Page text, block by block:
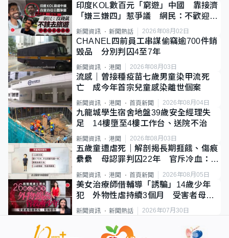
印度KOL數百元「窮遊」中國 靠接濟
「嫌三嫌四」惹爭議 網民：不歡迎劣
質旅客
新聞資訊 新聞熱話 2026年08月02日
CHANEL四前員工串謀偷竊逾700件銷
毀品 分別判囚4至7年
新聞資訊 港聞 2026年08月03日
流感｜曾接種疫苗七歲男童染甲流死
亡 成今年首宗兒童感染離世個案
新聞資訊 港聞 首頁新聞 2026年08月04日
九龍城學生宿舍地盤39歲安全經理失
足 14樓墮至4樓工作台、送院不治
新聞資訊 港聞 2026年08月03日
五歲童遭虐死｜解剖揭長期捱餓、傷痕
纍纍 母認罪判囚22年 官斥冷血：同
類案最惡劣
新聞資訊 港聞 首頁新聞 2026年08月05日
美女治療師借輔導「誘騙」14歲少年
犯 外物性虐持續3個月 受害者母：
要保護其他人
新聞資訊 新聞熱話 2026年07月30日